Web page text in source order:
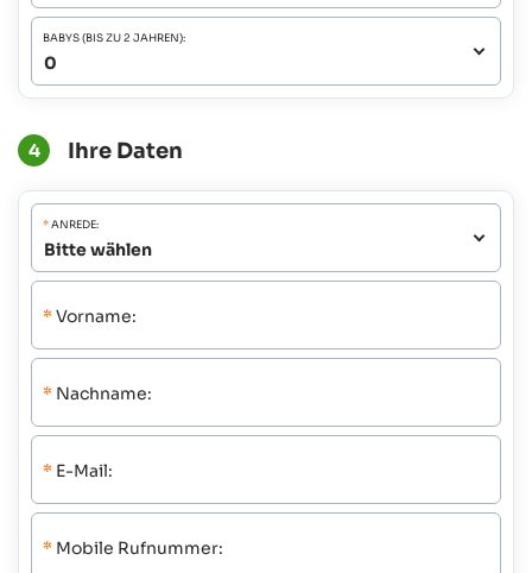
BABYS (BIS ZU 2 JAHREN):
4 Ihre Daten
*ANREDE:
* Vorname:
* Nachname:
* E-Mail:
* Mobile Rufnummer: